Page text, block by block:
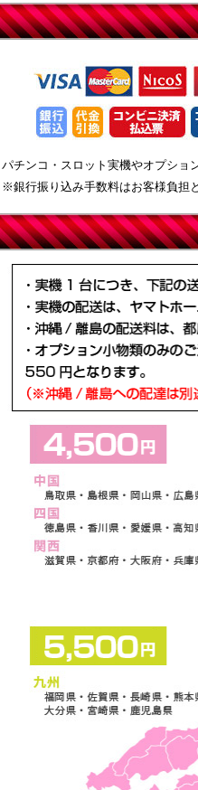
パチンコ・スロット実機やオプショ
※銀行振り込み手数料はお客様負担